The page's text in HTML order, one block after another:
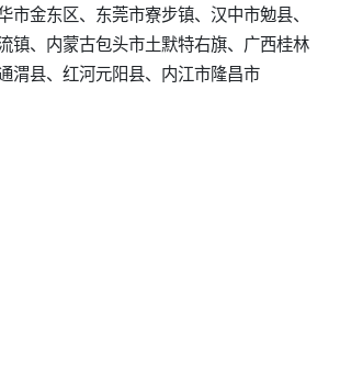
市金东区、东莞市寮步镇、汉中市勉县、
镇、内蒙古包头市土默特右旗、广西桂林
渭县、红河元阳县、内江市隆昌市